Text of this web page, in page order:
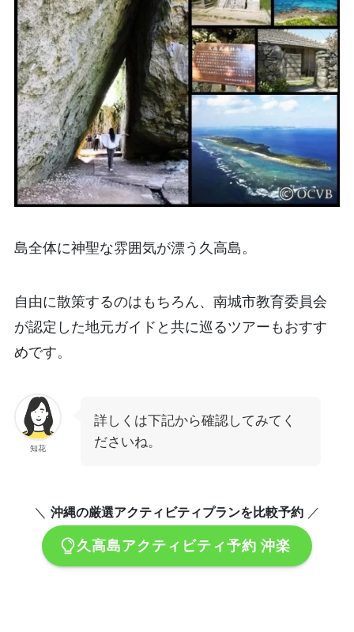
島全体に神聖な雰囲気が漂う久高島。
自由に散策するのはもちろん、南城市教育委員会
が認定した地元ガイドと共に巡るツアーもおすす
めです。
知花
詳しくは下記から確認してみてく
ださいね。
＼ 沖縄の厳選アクティビティプランを比較予約 ／
久高島アクティビティ予約 沖楽